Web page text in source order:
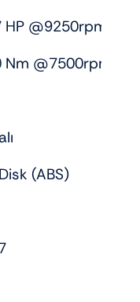
HP @9250rpm
Nm @7500rpm
(ABS)